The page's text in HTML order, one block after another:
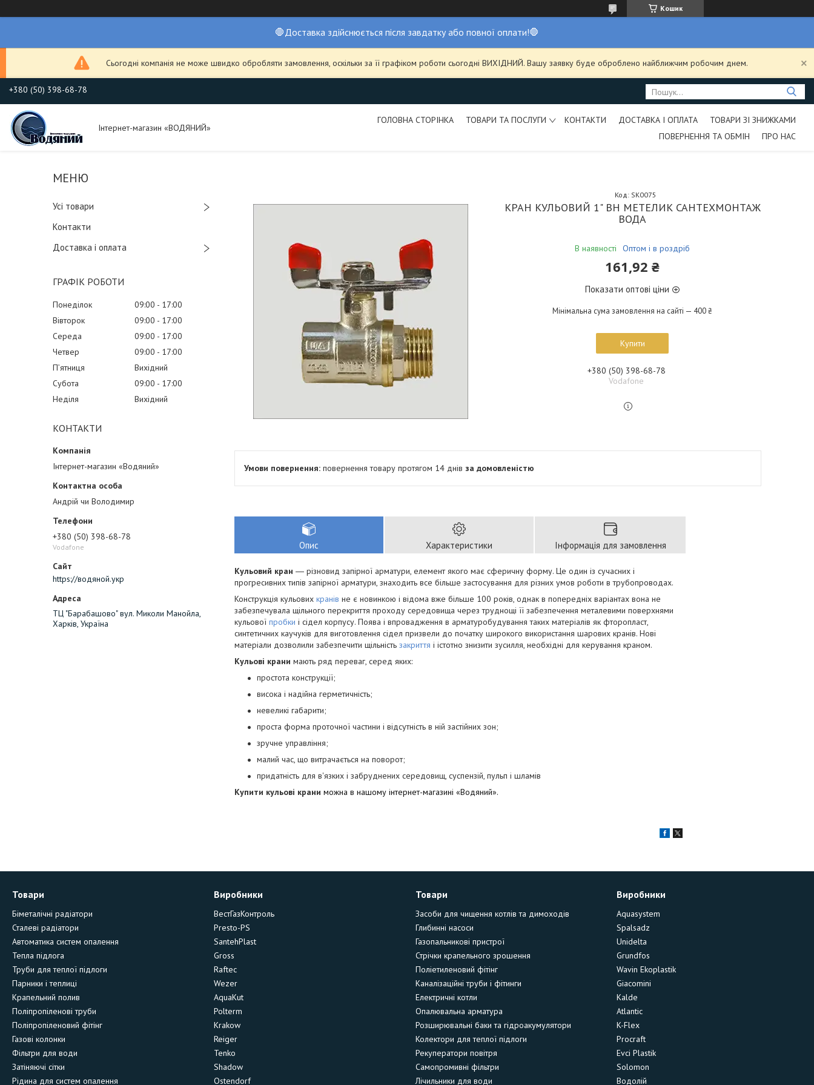
Кошик
🛑Доставка здійснюється після завдатку або повної оплати!🛑
Сьогодні компанія не може швидко обробляти замовлення, оскільки за її графіком роботи сьогодні ВИХІДНИЙ. Вашу заявку буде оброблено найближчим робочим днем.
+380 (50) 398-68-78
Інтернет-магазин «ВОДЯНИЙ»
ГОЛОВНА СТОРІНКА ТОВАРИ ТА ПОСЛУГИ КОНТАКТИ ДОСТАВКА І ОПЛАТА
ТОВАРИ ЗІ ЗНИЖКАМИ
ПОВЕРНЕННЯ ТА ОБМІН
ПРО НАС
Усі товари
Контакти
Доставка і оплата
ГРАФІК РОБОТИ
Понеділок 09:00
17:00
Вівторок
09:00
17:00
Середа
09:00
17:00
Четвер
09:00
17:00
Пʼятниця
Вихідний
Субота
09:00
17:00
Неділя
Вихідний
КОНТАКТИ
Інтернет-магазин «Водяний»
Андрій чи Володимир
+380 (50) 398-68-78
Vodafone
https://водяной.укр
ТЦ "Барабашово" вул. Миколи Манойла,
Харків, Україна
КРАН КУЛЬОВИЙ 1" ВН МЕТЕЛИК САНТЕХМОНТАЖ
ВОДА
В наявності Оптом і в роздріб
Код: SK0075
161,92 ₴
Показати оптові ціни
Мінімальна сума замовлення на сайті — 400 ₴
Купити
+380 (50) 398-68-78
Vodafone
повернення товару протягом 14 днів за домовленістю
Опис Характеристики Інформація для замовлення
Кульовий кран ― різновид запірної арматури, елемент якого має сферичну форму. Це один із сучасних і
прогресивних типів запірної арматури, знаходить все більше застосування для різних умов роботи в трубопроводах.
Конструкція кульових кранів не є новинкою і відома вже більше 100 років, однак в попередніх варіантах вона не
забезпечувала щільного перекриття проходу середовища через труднощі її забезпечення металевими поверхнями
кульової пробки і сідел корпусу. Поява і впровадження в арматуробудування таких матеріалів як фторопласт,
синтетичних каучуків для виготовлення сідел призвели до початку широкого використання шарових кранів. Нові
матеріали дозволили забезпечити щільність закриття і істотно знизити зусилля, необхідні для керування краном.
Кульові крани мають ряд переваг, серед яких:
простота конструкції;
висока і надійна герметичність;
невеликі габарити;
проста форма проточної частини і відсутність в ній застійних зон;
зручне управління;
малий час, що витрачається на поворот;
придатність для в'язких і забруднених середовищ, суспензій, пульп і шламів
Купити кульові крани можна в нашому інтернет-магазині «Водяний».
Товари
Біметалічні радіатори
Сталеві радіатори
Автоматика систем опалення
Тепла підлога
Труби для теплої підлоги
Парники і теплиці
Крапельний полив
Поліпропіленові труби
Поліпропіленовий фітінг
Газові колонки
Фільтри для води
Затіняючі сітки
Рідина для систем опалення
Виробники
ВестГазКонтроль
Presto-PS
SantehPlast
Gross
Raftec
Wezer
AquaKut
Polterm
Krakow
Reiger
Tenko
Shadow
Ostendorf
Товари
Засоби для чищення котлів та димоходів
Глибинні насоси
Газопальникові пристрої
Стрічки крапельного зрошення
Поліетиленовий фітінг
Каналізаційні труби і фітинги
Електричні котли
Опалювальна арматура
Розширювальні баки та гідроакумулятори
Колектори для теплої підлоги
Рекуператори повітря
Самопромивні фільтри
Лічильники для води
Виробники
Aquasystem
Spalsadz
Unidelta
Grundfos
Wavin Ekoplastik
Giacomini
Kalde
Atlantic
K-Flex
Procraft
Evci Plastik
Solomon
Водолій